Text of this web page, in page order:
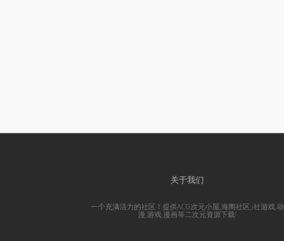
关于我们
一个充满活力的社区！提供ACG次元小屋,海阁社区,i社游戏,动
漫,游戏,漫画等二次元资源下载!